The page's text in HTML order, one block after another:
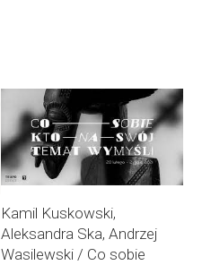
Kamil Kuskowski,
Aleksandra Ska, Andrzej
Wasilewski / Co sobie